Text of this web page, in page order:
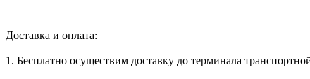
Доставка и оплата:
1. Бесплатно осуществим доставку до терминала